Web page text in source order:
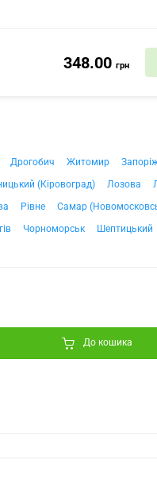
348.00 грн
Дрогобич Житомир
(Кіровоград) Лозова
Рівне Самар
Чорноморськ Шептицький
До кошика